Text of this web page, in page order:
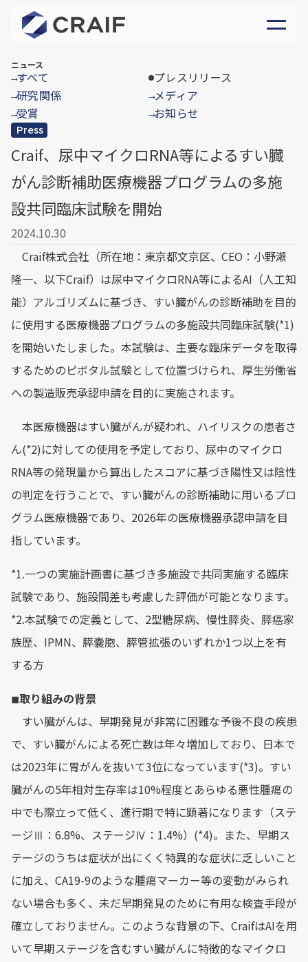
ニュース
→すべて プレスリリース
→研究関係 →メディア
→受賞 →お知らせ
Press
Craif、尿中マイクロRNA等によるすい臓
がん診断補助医療機器プログラムの多施
設共同臨床試験を開始
2024.10.30
Craif株式会社（所在地：東京都文京区、CEO：小野瀨
隆一、以下Craif）は尿中マイクロRNA等によるAI（人工知
能）アルゴリズムに基づき、すい臓がんの診断補助を目的
に使用する医療機器プログラムの多施設共同臨床試験(*1)
を開始いたしました。本試験は、主要な臨床データを取得
するためのピボタル試験として位置づけられ、厚生労働省
への製造販売承認申請を目的に実施されます。
本医療機器はすい臓がんが疑われ、ハイリスクの患者さ
ん(*2)に対しての使用を予定しており、尿中のマイクロ
RNA等の発現量から算出したスコアに基づき陽性又は陰性
の判定を行うことで、すい臓がんの診断補助に用いるプロ
グラム医療機器であり、2026年の医療機器承認申請を目
指しています。
*1.一つの実施計画書に基づき多施設で共同実施する臨床
試験であり、施設間差も考慮した評価が可能となります。
*2.本試験での定義として、2型糖尿病、慢性膵炎、膵癌家
族歴、IPMN、膵嚢胞、膵管拡張のいずれか1つ以上を有
する方
◾︎取り組みの背景
すい臓がんは、早期発見が非常に困難な予後不良の疾患
で、すい臓がんによる死亡数は年々増加しており、日本で
は2023年に胃がんを抜いて3位になっています(*3)。すい
臓がんの5年相対生存率は10%程度とあらゆる悪性腫瘍の
中でも際立って低く、進行期で特に顕著になります（ステ
ージⅢ：6.8%、ステージⅣ：1.4%）(*4)。また、早期ス
テージのうちは症状が出にくく特異的な症状に乏しいこと
に加え、CA19-9のような腫瘍マーカー等の変動がみられ
ない場合も多く、未だ早期発見のために有用な検査手段が
確立しておりません。このような背景の下、CraifはAIを用
いて早期ステージを含むすい臓がんに特徴的なマイクロ